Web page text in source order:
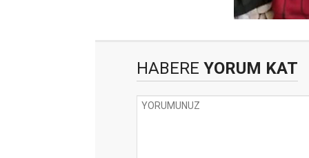
HABERE YORUM KAT